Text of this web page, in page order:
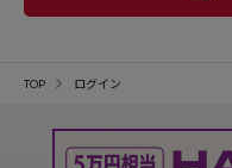
TOP ログイン